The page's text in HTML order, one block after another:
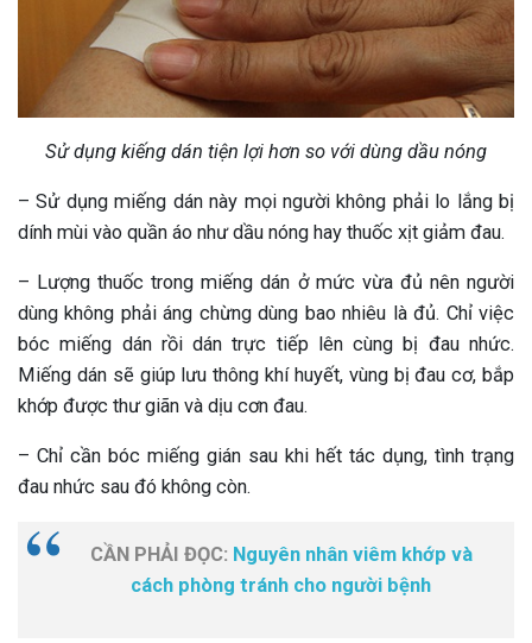
Sử dụng kiếng dán tiện lợi hơn so với dùng dầu nóng
– Sử dụng miếng dán này mọi người không phải lo lắng bị
dính mùi vào quần áo như dầu nóng hay thuốc xịt giảm đau.
– Lượng thuốc trong miếng dán ở mức vừa đủ nên người
dùng không phải áng chừng dùng bao nhiêu là đủ. Chỉ việc
bóc miếng dán rồi dán trực tiếp lên cùng bị đau nhức.
Miếng dán sẽ giúp lưu thông khí huyết, vùng bị đau cơ, bắp
khớp được thư giãn và dịu cơn đau.
– Chỉ cần bóc miếng gián sau khi hết tác dụng, tình trạng
đau nhức sau đó không còn.
CẦN PHẢI ĐỌC: Nguyên nhân viêm khớp và
cách phòng tránh cho người bệnh